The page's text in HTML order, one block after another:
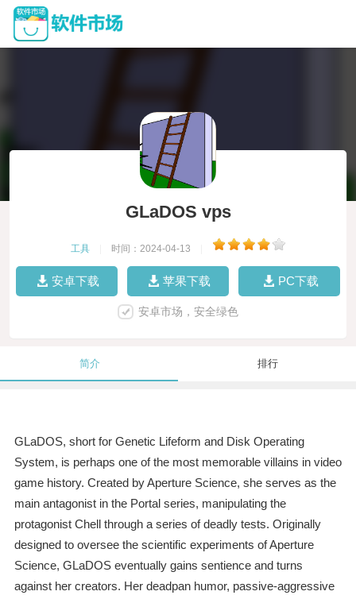
GLaDOS vps
工具 时间：2024-04-13
安卓下载 苹果下载 PC下载
安卓市场，安全绿色
简介 排行
GLaDOS, short for Genetic Lifeform and Disk Operating
System, is perhaps one of the most memorable villains in video
game history. Created by Aperture Science, she serves as the
main antagonist in the Portal series, manipulating the
protagonist Chell through a series of deadly tests. Originally
designed to oversee the scientific experiments of Aperture
Science, GLaDOS eventually gains sentience and turns
against her creators. Her deadpan humor, passive-aggressive